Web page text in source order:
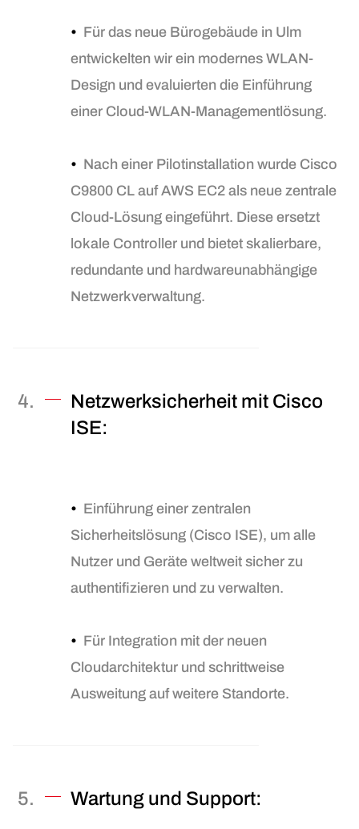
• Für das neue Bürogebäude in Ulm
entwickelten wir ein modernes WLAN-
Design und evaluierten die Einführung
einer Cloud-WLAN-Managementlösung.
• Nach einer Pilotinstallation wurde Cisco
C9800 CL auf AWS EC2 als neue zentrale
Cloud-Lösung eingeführt. Diese ersetzt
lokale Controller und bietet skalierbare,
redundante und hardwareunabhängige
Netzwerkverwaltung.
Netzwerksicherheit mit Cisco
ISE:
• Einführung einer zentralen
Sicherheitslösung (Cisco ISE), um alle
Nutzer und Geräte weltweit sicher zu
authentifizieren und zu verwalten.
• Für Integration mit der neuen
Cloudarchitektur und schrittweise
Ausweitung auf weitere Standorte.
Wartung und Support: